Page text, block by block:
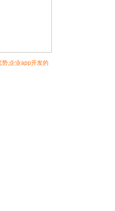
,企业app开发的